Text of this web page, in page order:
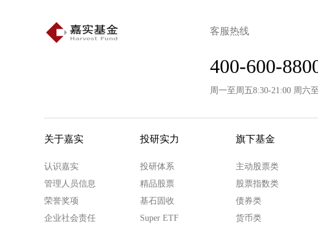
客服热线
400-600-
周一至周五8:30-21:00 周六
关于嘉实
认识嘉实
管理人员信息
荣誉奖项
企业社会责任
投研实力
投研体系
精品股票
基石固收
Super ETF
旗下基金
主动股票类
股票指数类
债券类
货币类